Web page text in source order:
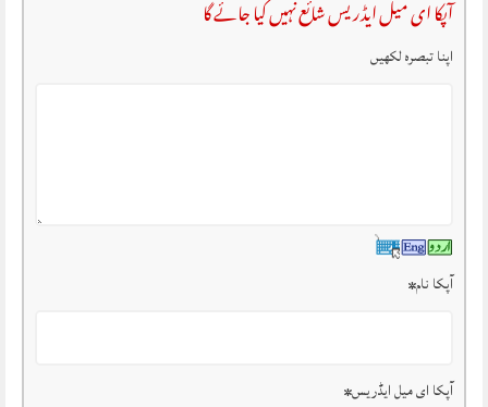
آپکا ای میل ایڈریس شائع نہیں کیا جائے گا
اپنا تبصرہ لکھیں
آپکا نام*
آپکا ای میل ایڈریس*